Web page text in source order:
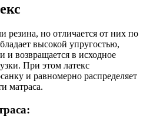
резина, но отличается от них по
высокой упругостью,
и возвращается в исходное
При этом латекс
и равномерно распределяет
матраса.